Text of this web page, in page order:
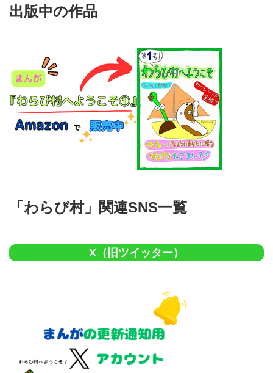
出版中の作品
「わらび村」関連SNS一覧
X（旧ツイッター）